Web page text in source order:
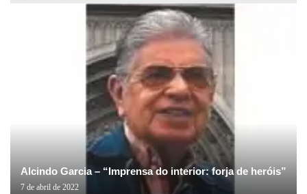
Alcindo Garcia – “Imprensa do interior: forja de heróis”
7 de abril de 2022